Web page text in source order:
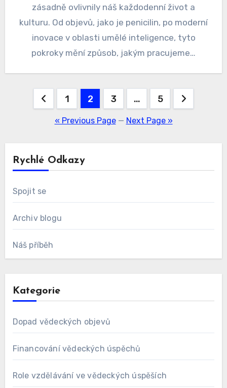
zásadně ovlivnily náš každodenní život a
kulturu. Od objevů, jako je penicilin, po moderní
inovace v oblasti umělé inteligence, tyto
pokroky mění způsob, jakým pracujeme…
Posts
pagination
1 2 3 … 5
« Previous Page— Next Page »
Rychlé Odkazy
Spojit se
Archiv blogu
Náš příběh
Kategorie
Dopad vědeckých objevů
Financování vědeckých úspěchů
Role vzdělávání ve vědeckých úspěších